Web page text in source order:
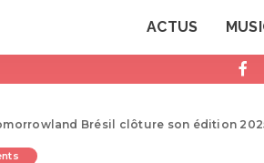
ACTUS
Brésil clôture son édition